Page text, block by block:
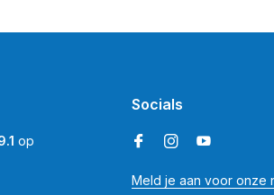
op
Socials
Meld je aan voor onze